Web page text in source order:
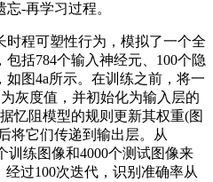
-再学习过程。
程可塑性行为，模拟了一个全
括784个输入神经元、100个隐
图4a所示。在训练之前，将一
灰度值，并初始化为输入层的
忆阻模型的规则更新其权重(图
将它们传递到输出层。从
训练图像和4000个测试图像来
过100次迭代，识别准确率从